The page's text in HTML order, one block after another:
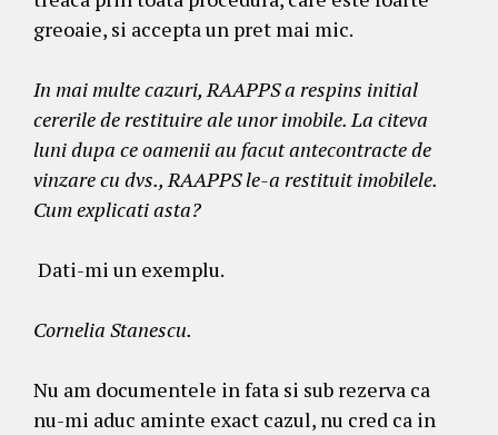
greoaie, si accepta un pret mai mic.
In mai multe cazuri, RAAPPS a respins initial
cererile de restituire ale unor imobile. La citeva
luni dupa ce oamenii au facut antecontracte de
vinzare cu dvs., RAAPPS le-a restituit imobilele.
Cum explicati asta?
Dati-mi un exemplu.
Cornelia Stanescu.
Nu am documentele in fata si sub rezerva ca
nu-mi aduc aminte exact cazul, nu cred ca in